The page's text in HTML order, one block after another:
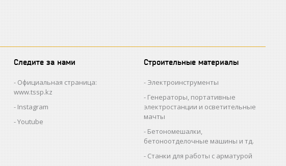
Следите за нами
Официальная страница:
www.tssp.kz
Instagram
Youtube
Строительные материалы
Электроинструменты
Генераторы, портативные
электростанции и осветительные
мачты
Бетономешалки,
бетоноотделочные машины и тд.
Станки для работы с арматурой